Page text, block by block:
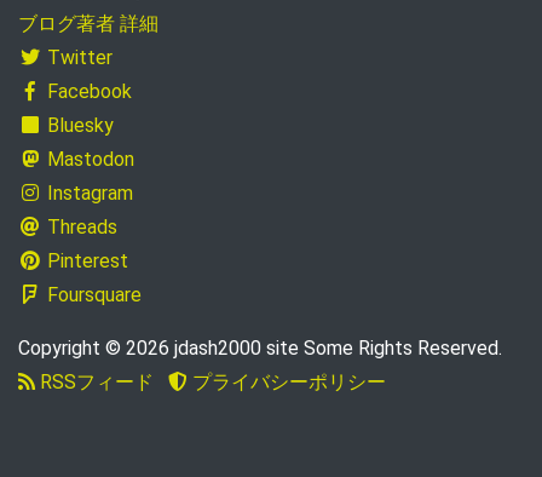
ブログ著者 詳細
Twitter
Facebook
Bluesky
Mastodon
Instagram
Threads
Pinterest
Foursquare
Copyright © 2026 jdash2000 site Some Rights Reserved.
RSSフィード
プライバシーポリシー